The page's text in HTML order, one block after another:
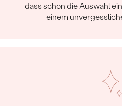
dass schon die Auswahl
einem